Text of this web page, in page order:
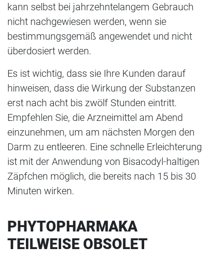
kann selbst bei jahrzehntelangem Gebrauch
nicht nachgewiesen werden, wenn sie
bestimmungsgemäß angewendet und nicht
überdosiert werden.
Es ist wichtig, dass sie Ihre Kunden darauf
hinweisen, dass die Wirkung der Substanzen
erst nach acht bis zwölf Stunden eintritt.
Empfehlen Sie, die Arzneimittel am Abend
einzunehmen, um am nächsten Morgen den
Darm zu entleeren. Eine schnelle Erleichterung
ist mit der Anwendung von Bisacodyl-haltigen
Zäpfchen möglich, die bereits nach 15 bis 30
Minuten wirken.
PHYTOPHARMAKA
TEILWEISE OBSOLET